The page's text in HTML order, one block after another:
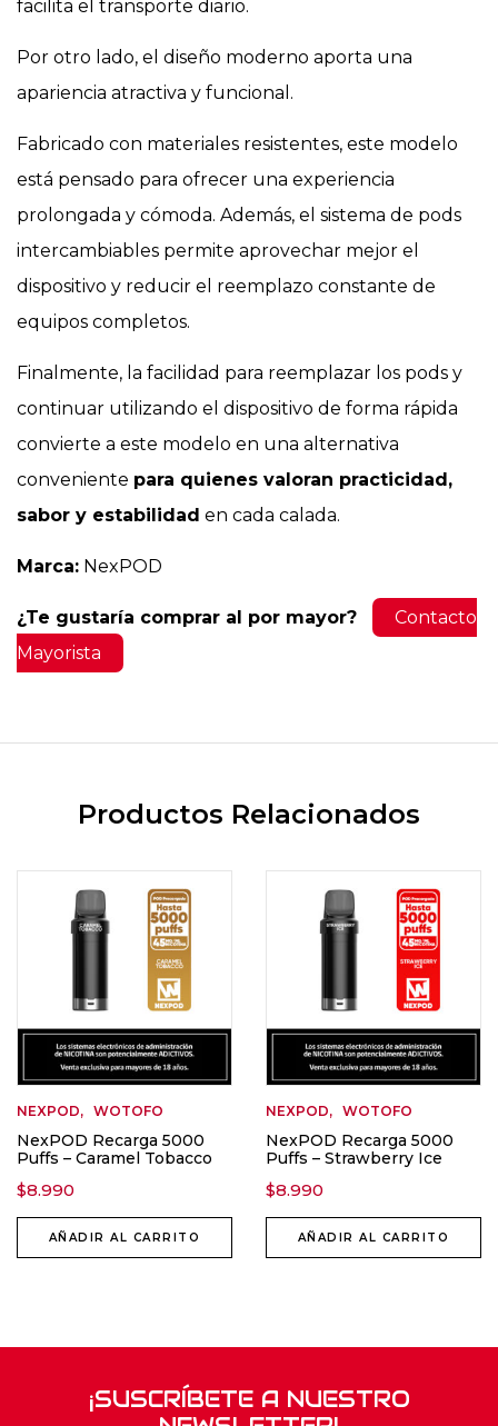
facilita el transporte diario.
Por otro lado, el diseño moderno aporta una
apariencia atractiva y funcional.
Fabricado con materiales resistentes, este modelo
está pensado para ofrecer una experiencia
prolongada y cómoda. Además, el sistema de pods
intercambiables permite aprovechar mejor el
dispositivo y reducir el reemplazo constante de
equipos completos.
Finalmente, la facilidad para reemplazar los pods y
continuar utilizando el dispositivo de forma rápida
convierte a este modelo en una alternativa
conveniente para quienes valoran practicidad,
sabor y estabilidad en cada calada.
Marca: NexPOD
¿Te gustaría comprar al por mayor?
Contacto
Mayorista
Productos Relacionados
NEXPOD WOTOFO
NexPOD Recarga 5000
Puffs – Caramel Tobacco
$8.990
AÑADIR AL CARRITO
NEXPOD WOTOFO
NexPOD Recarga 5000
Puffs – Strawberry Ice
$8.990
AÑADIR AL CARRITO
¡SUSCRÍBETE A NUESTRO